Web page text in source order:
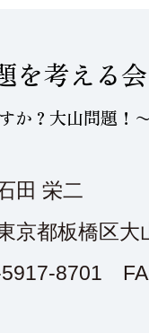
を考える会
か？大山問題！〜
田 栄二
京都板橋区
8701